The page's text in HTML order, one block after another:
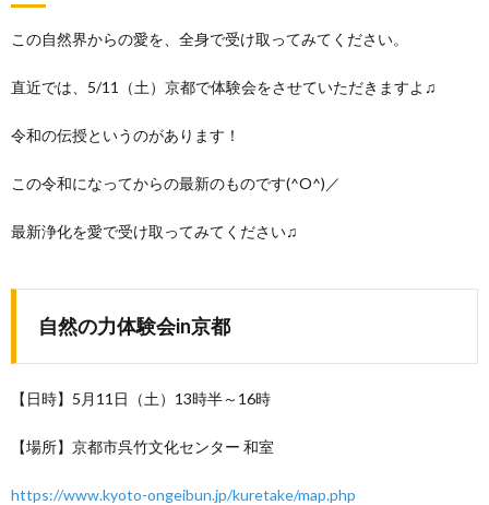
この自然界からの愛を、全身で受け取ってみてください。
直近では、5/11（土）京都で体験会をさせていただきますよ♫
令和の伝授というのがあります！
この令和になってからの最新のものです(^O^)／
最新浄化を愛で受け取ってみてください♫
自然の力体験会in京都
【日時】5月11日（土）13時半～16時
【場所】京都市呉竹文化センター 和室
https://www.kyoto-ongeibun.jp/kuretake/map.php